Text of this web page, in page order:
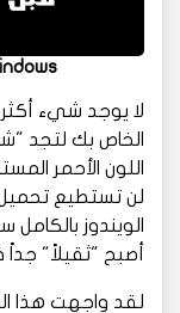
لا يوجد شيء أكثر
اللون الأحمر
لن تستطيع
الويندوز
أصبح "ثقيلاً" جداً
لقد واجهت هذا